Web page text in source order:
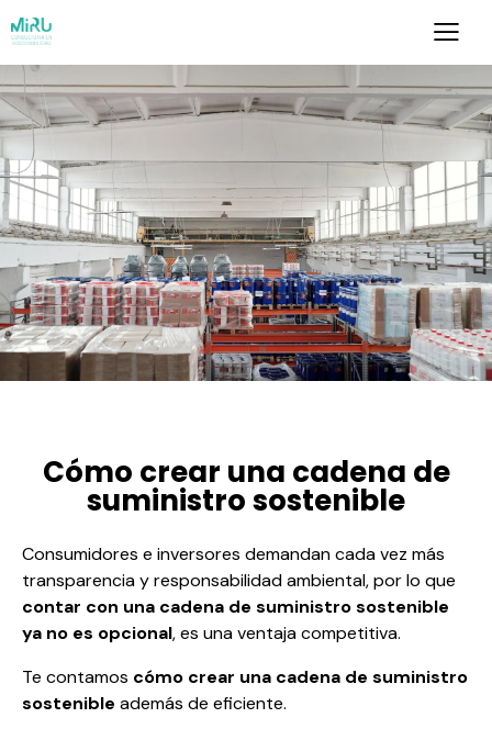
Cómo crear una cadena de
suministro sostenible
Consumidores e inversores demandan cada vez más
transparencia y responsabilidad ambiental, por lo que
contar con una cadena de suministro sostenible
ya no es opcional, es una ventaja competitiva.
Te contamos cómo crear una cadena de suministro
sostenible además de eficiente.